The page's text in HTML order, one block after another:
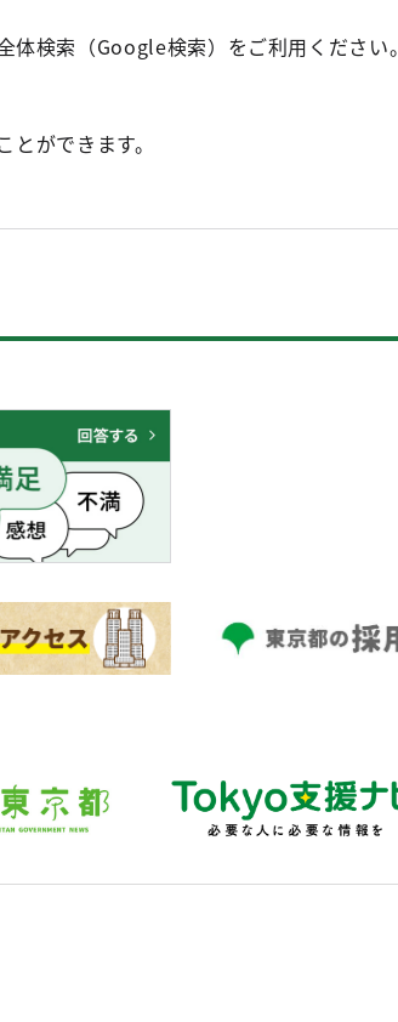
検索（Google検索）をご利用ください。
ができます。